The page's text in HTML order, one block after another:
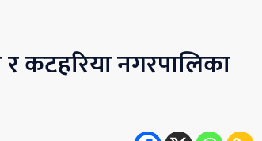
कटहरिया नगरपालिका